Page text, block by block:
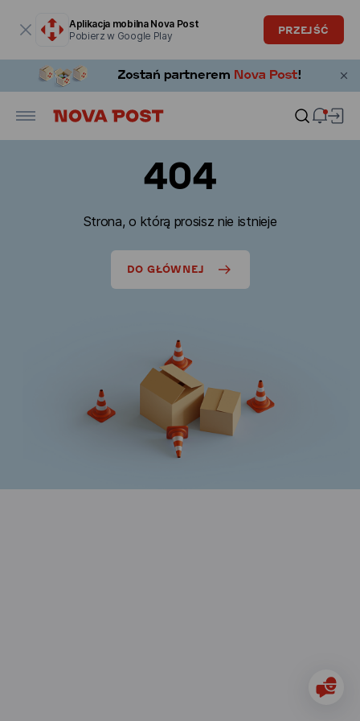
Aplikacja mobilna Nova Post
Pobierz w Google Play
PRZEJŚĆ
404
Strona, o którą prosisz nie istnieje
DO GŁÓWNEJ